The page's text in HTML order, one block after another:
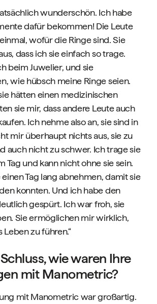
wunderschön. Ich habe
dafür bekommen! Die Leute
wofür die Ringe sind. Sie
dass ich sie einfach so trage.
beim Juwelier, und sie
wie hübsch meine Ringe seien.
hätten einen medizinischen
sie mir, dass andere Leute auch
Ich nehme also an, sie sind in
mir überhaupt nichts aus, sie zu
auch nicht zu schwer. Ich trage sie
Tag und kann nicht ohne sie sein.
Tag lang abnehmen, damit sie
konnten. Und ich habe den
gespürt. Ich war froh, sie
Sie ermöglichen mir wirklich,
zu führen.“
wie waren Ihre
mit Manometric?
mit Manometric war großartig.